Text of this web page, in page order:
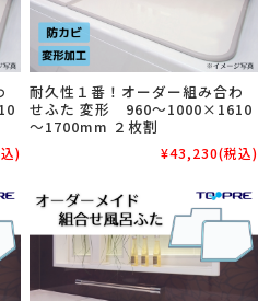
)
耐久性１番！オーダー組み合わ
せふた 変形 960～1000×1610
～1700mm ２枚割
¥43,230(税込)